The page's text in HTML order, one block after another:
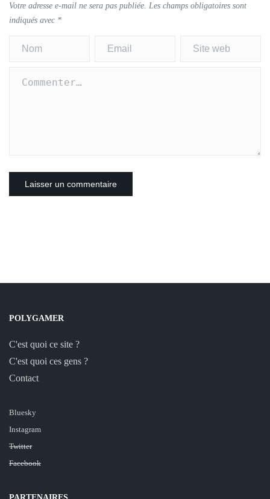
Votre adresse e-mail ne sera pas publiée. Les champs obligatoires sont
indiqués avec *
POLYGAMER
C'est quoi ce site ?
C'est quoi ces gens ?
Contact
Bluesky
Instagram
Twitter
Facebook